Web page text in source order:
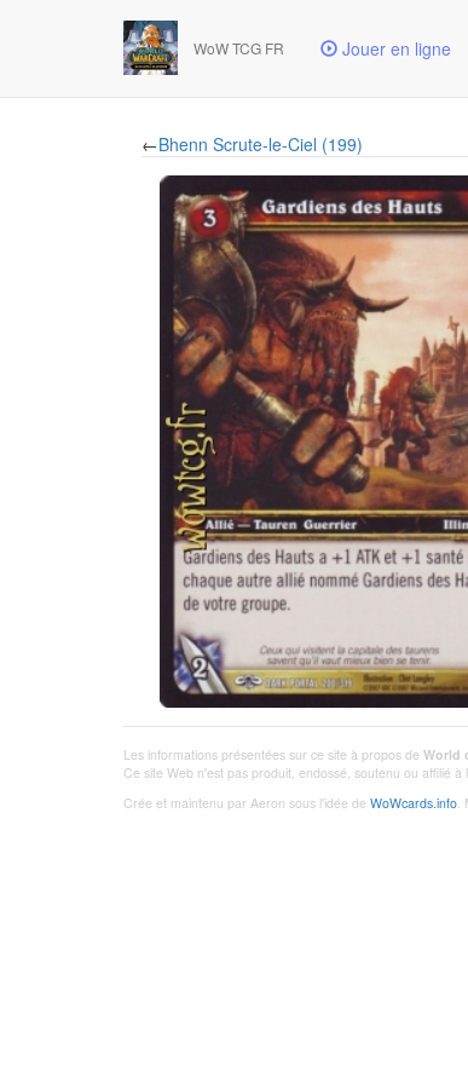
WoW TCG FR Jouer en ligne
←Bhenn Scrute-le-Ciel (199)
Les informations présentées sur ce site à propos de World
Ce site Web n'est pas produit, endossé, soutenu ou affilié
Crée et maintenu par Aeron sous l'idée de WoWcards.info.